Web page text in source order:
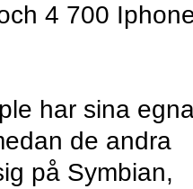
4 700
har sina
de andra
på Symbian,